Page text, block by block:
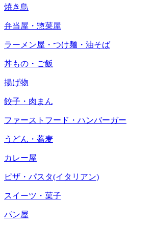
焼き鳥
弁当屋・惣菜屋
ラーメン屋・つけ麺・油そば
丼もの・ご飯
揚げ物
餃子・肉まん
ファーストフード・ハンバーガー
うどん・蕎麦
カレー屋
ピザ・パスタ(イタリアン)
スイーツ・菓子
パン屋